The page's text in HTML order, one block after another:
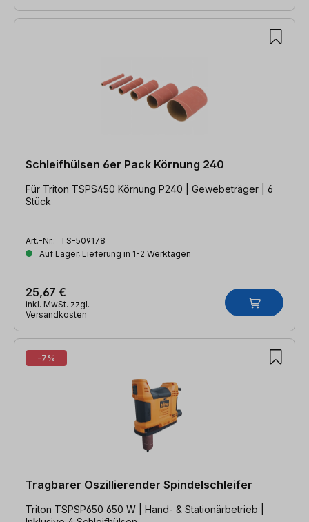
Schleifhülsen 6er Pack Körnung 240
Für Triton TSPS450 Körnung P240 | Gewebeträger | 6
Stück
Art.-Nr.: TS-509178
Auf Lager, Lieferung in 1-2 Werktagen
25,67 €
inkl. MwSt. zzgl.
Versandkosten
-7%
Tragbarer Oszillierender Spindelschleifer
Triton TSPSP650 650 W | Hand- & Stationärbetrieb |